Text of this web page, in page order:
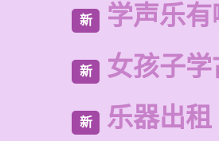
新 学声乐
新 女孩子
新 乐器出